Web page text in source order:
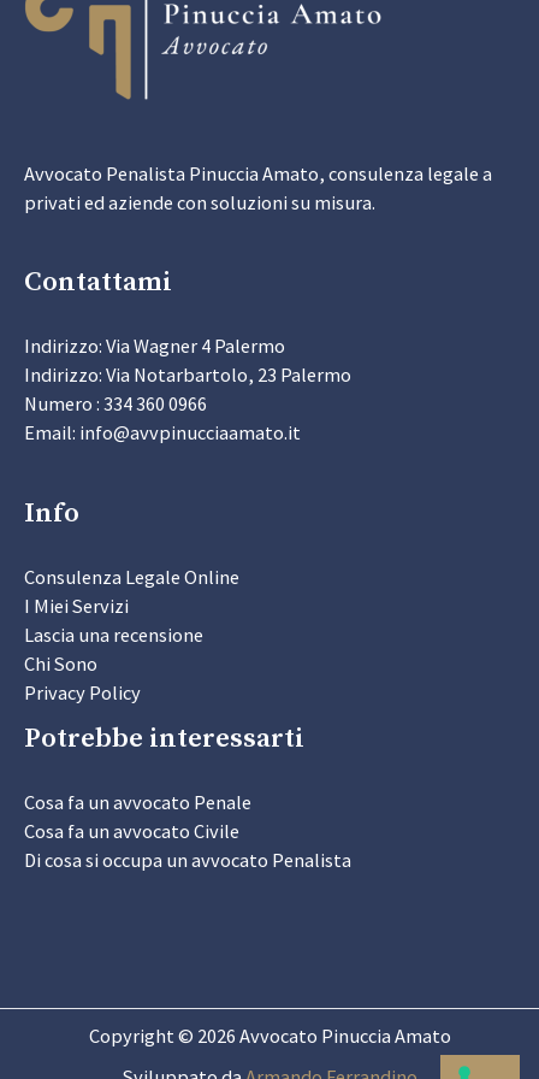
Avvocato Penalista Pinuccia Amato, consulenza legale a
privati ed aziende con soluzioni su misura.
Contattami
Indirizzo: Via Wagner 4 Palermo
Indirizzo: Via Notarbartolo, 23 Palermo
Numero : 334 360 0966
Email: info@avvpinucciaamato.it
Info
Consulenza Legale Online
I Miei Servizi
Lascia una recensione
Chi Sono
Privacy Policy
Potrebbe interessarti
Cosa fa un avvocato Penale
Cosa fa un avvocato Civile
Di cosa si occupa un avvocato Penalista
Copyright © 2026 Avvocato Pinuccia Amato